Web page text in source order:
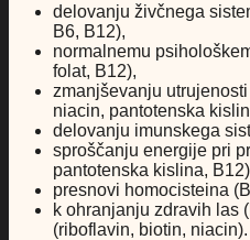
delovanju živčnega
B6, B12),
normalnemu
folat, B12),
zmanjševanju
niacin, pantotenska
delovanju imunskega
sproščanju energije pri
pantotenska kislina,
presnovi homocisteina
k ohranjanju zdravih las
(riboflavin, biotin, niacin).